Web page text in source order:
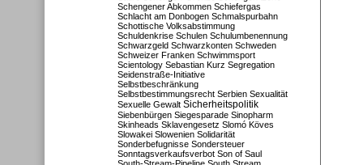
Schengener Abkommen Schiefergas
Schlacht am Donbogen Schmalspurbahn
Schottische Volksabstimmung
Schuldenkrise Schulen Schulumbenennung
Schwarzgeld Schwarzkonten Schweden
Schweizer Franken Schwimmsport
Scientology Sebastian Kurz Segregation
Seidenstraße-Initiative
Selbstbeschränkung
Selbstbestimmungsrecht Serbien Sexualität
Sexuelle Gewalt Sicherheitspolitik
Siebenbürgen Siegesparade Sinopharm
Skinheads Sklavengesetz Slomó Köves
Slowakei Slowenien Solidarität
Sonderbefugnisse Sondersteuer
Sonntagsverkaufsverbot Son of Saul